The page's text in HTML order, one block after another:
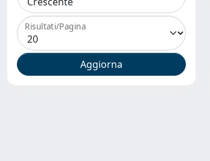
Risultati/Pagina